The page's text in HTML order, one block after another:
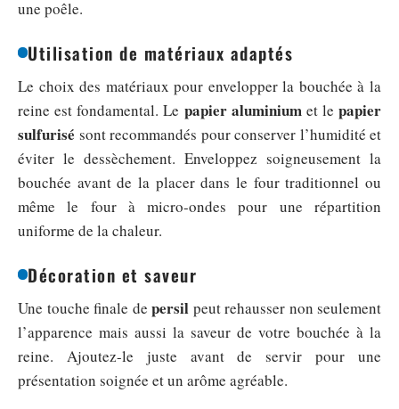
une poêle.
Utilisation de matériaux adaptés
Le choix des matériaux pour envelopper la bouchée à la
reine est fondamental. Le papier aluminiumet le papier
sulfurisé sont recommandés pour conserver l’humidité et
éviter le dessèchement. Enveloppez soigneusement la
bouchée avant de la placer dans le four traditionnel ou
même le four à micro-ondes pour une répartition
uniforme de la chaleur.
Décoration et saveur
Une touche finale de persil peut rehausser non seulement
l’apparence mais aussi la saveur de votre bouchée à la
reine. Ajoutez-le juste avant de servir pour une
présentation soignée et un arôme agréable.